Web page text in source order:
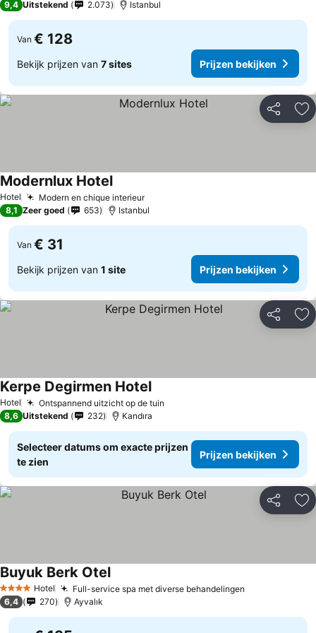
9,4 Uitstekend 2.073 Istanbul
Van € 128
Bekijk prijzen van 7 sites Prijzen bekijken
Delen
Hotel Modern en chique interieur
Modernlux Hotel
8,1 Zeer goed 653 Istanbul
Van € 31
Bekijk prijzen van 1 site Prijzen bekijken
Delen
Hotel Ontspannend uitzicht op de tuin
Kerpe Degirmen Hotel
8,6 Uitstekend 232 Kandıra
Selecteer datums om exacte prijzen
te zien
Prijzen bekijken
Delen
4 SterrenHotel Full-service spa met diverse behandelingen
Buyuk Berk Otel
6,4 270 Ayvalık